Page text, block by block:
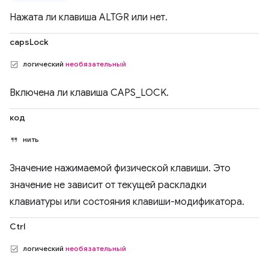
Нажата ли клавиша ALTGR или нет.
capsLock
логический необязательный
Включена ли клавиша CAPS_LOCK.
код
нить
Значение нажимаемой физической клавиши. Это
значение не зависит от текущей раскладки
клавиатуры или состояния клавиши-модификатора.
Ctrl
логический необязательный